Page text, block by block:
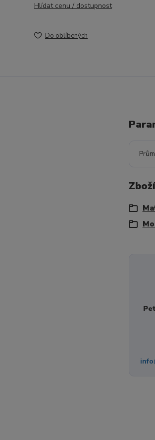
Hlídat cenu / dostupnost
Do oblíbených